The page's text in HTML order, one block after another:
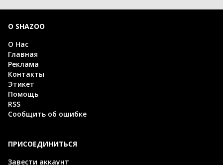
О SHAZOO
О Нас
Главная
Реклама
Контакты
Этикет
Помощь
RSS
Сообщить об ошибке
ПРИСОЕДИНИТЬСЯ
Завести аккаунт